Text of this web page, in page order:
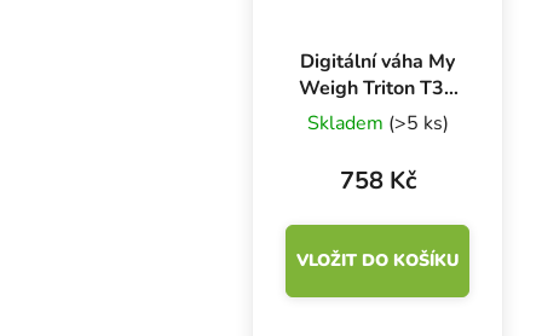
Digitální váha My
Weigh Triton T3 -
400 g x 0.01 g
Skladem (>5 ks)
758 Kč
VLOŽIT DO KOŠÍKU